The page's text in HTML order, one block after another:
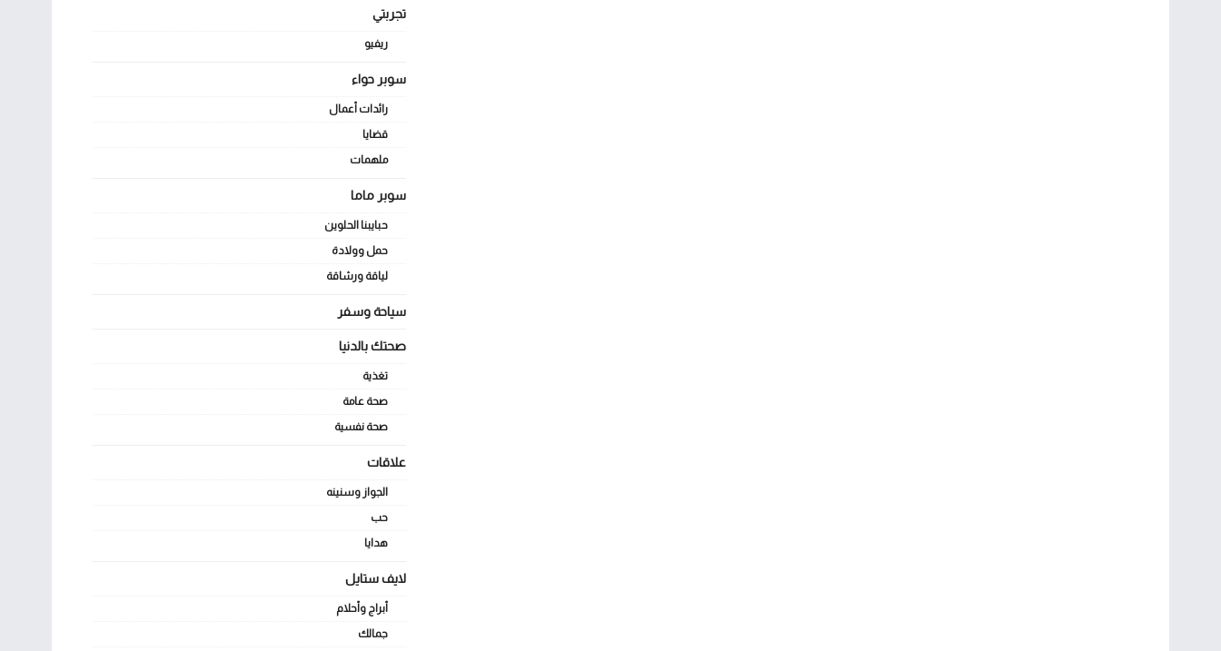
تجربتي
ريفيو
سوبر حواء
رائدات أعمال
قضايا
ملهمات
سوبر ماما
حبايبنا الحلوين
حمل وولادة
لياقة ورشاقة
سياحة وسفر
صحتك بالدنيا
تغذية
صحة عامة
صحة نفسية
علاقات
الجواز وسنينه
حب
هدايا
لايف ستايل
أبراج وأحلام
جمالك